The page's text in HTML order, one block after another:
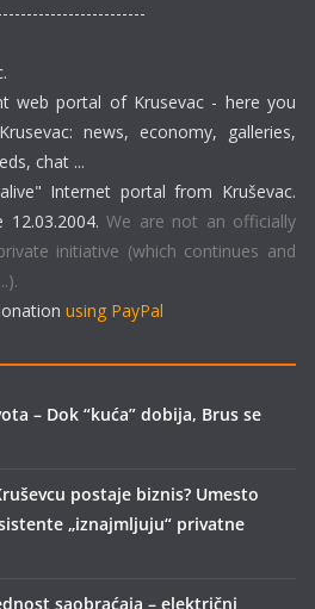
web portal of Krusevac - here you
news, economy, galleries,
chat ...
Internet portal from Kruševac.
We are not an officially
initiative (which continues and
using PayPal
– Dok “kuća” dobija, Brus se
postaje biznis? Umesto
„iznajmljuju“ privatne
saobraćaja – električni